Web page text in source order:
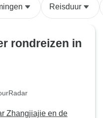
Reisduur
rondreizen in
Zhangjiajie en de